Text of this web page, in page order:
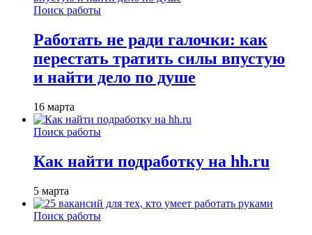
Поиск работы
Работать не ради галочки: как
перестать тратить силы впустую
и найти дело по душе
16 марта
Поиск работы
Как найти подработку на hh.ru
5 марта
Поиск работы